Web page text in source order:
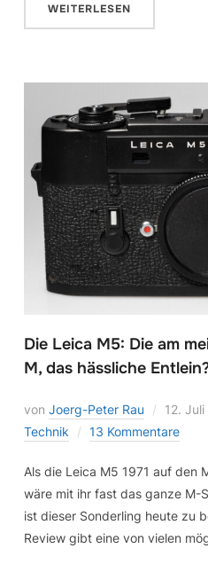
WEITERLESEN
Die Leica M5: Die am
M, das hässliche
von Joerg-Peter Rau 12.
Technik
13 Kommentare
Als die Leica M5 1971 auf den
wäre mit ihr fast das ganze M-
ist dieser Sonderling heute zu
Review gibt eine von vielen